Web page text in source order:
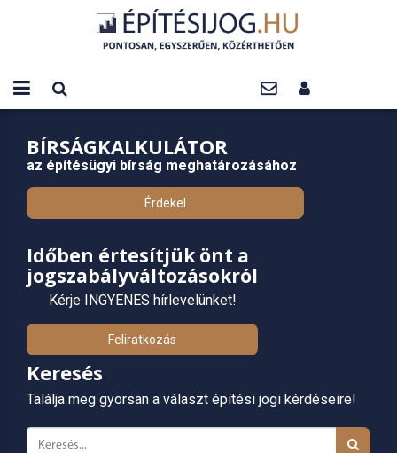
BÍRSÁGKALKULÁTOR
az építésügyi bírság meghatározásához
Érdekel
Időben értesítjük önt a
jogszabályváltozásokról
Kérje INGYENES hírlevelünket!
Feliratkozás
Keresés
Találja meg gyorsan a választ építési jogi kérdéseire!